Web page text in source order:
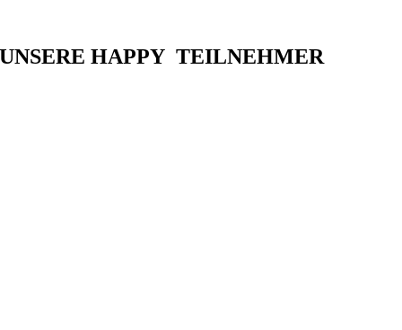
UNSERE HAPPY TEILNEHMER